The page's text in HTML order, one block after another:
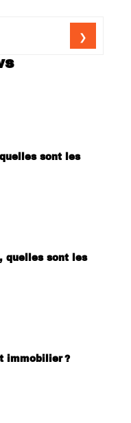
sont les
quelles sont les
immobilier ?